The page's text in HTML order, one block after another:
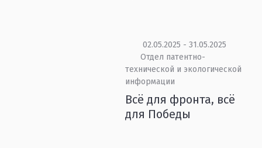
02.05.2025 - 31.05.2025
Отдел патентно-
технической и экологической
информации
Всё для фронта, всё
для Победы